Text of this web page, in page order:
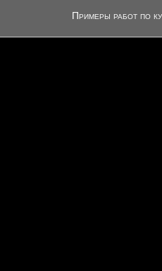
Примеры работ по